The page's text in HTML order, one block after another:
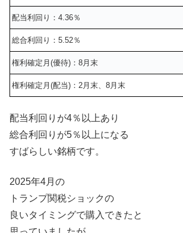
配当利回り：4.36％
総合利回り：5.52％
権利確定月(優待)：8月末
権利確定月(配当)：2月末、8月末
配当利回りが4％以上あり
総合利回りが5％以上になる
すばらしい銘柄です。
2025年4月の
トランプ関税ショックの
良いタイミングで購入できたと